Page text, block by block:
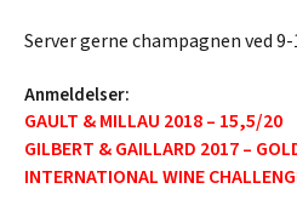
Server gerne champagnen ved 9-
Anmeldelser:
GAULT & MILLAU 2018 – 15,5/20
GILBERT & GAILLARD 2017 –
INTERNATIONAL WINE